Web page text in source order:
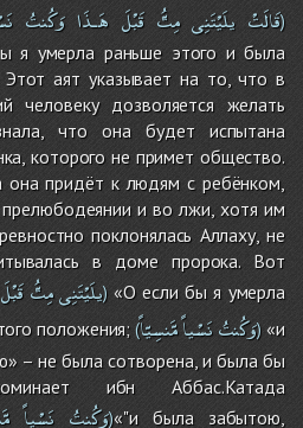
قَالَتْ يلَيْتَنِى مِتُّ قَبْلَ هَـذَا وَكُنتُ )
я умерла раньше этого и была
аят указывает на то, что в
человеку дозволяется желать
что она будет испытана
которого не примет общество.
она придёт к людям с ребёнком,
и во лжи, хотя им
поклонялась Аллаху, не
в доме пророка. Вот
يلَيْتَنِىمِتُّقَبْلَ )«О если бы я умерла
положения; ( وَكُنتُنَسْياًمَّنسِيّاً ) «и
– не была сотворена, и была бы
ибн Аббас.Катада
وَكُنتُ نَسْياً )«"и была забытою,